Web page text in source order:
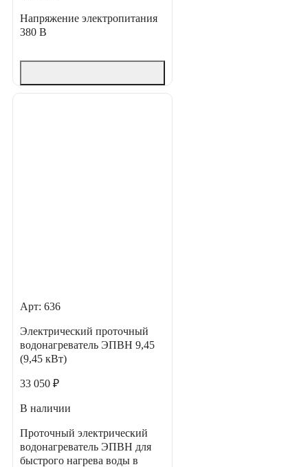
Напряжение электропитания
380 В
Арт: 636
Электрический проточный
водонагреватель ЭПВН 9,45
(9,45 кВт)
33 050 ₽
В наличии
Проточный электрический
водонагреватель ЭПВН для
быстрого нагрева воды в